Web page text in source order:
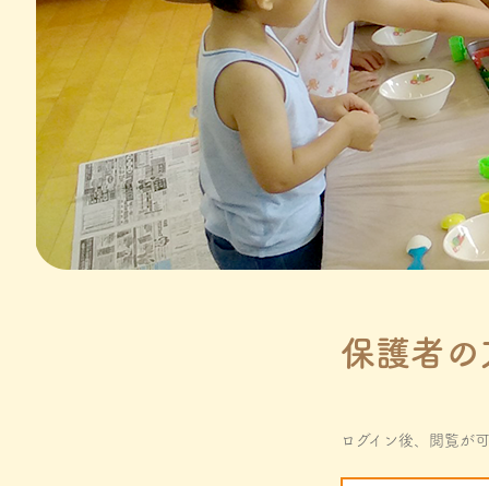
保護者の
ログイン後、閲覧が